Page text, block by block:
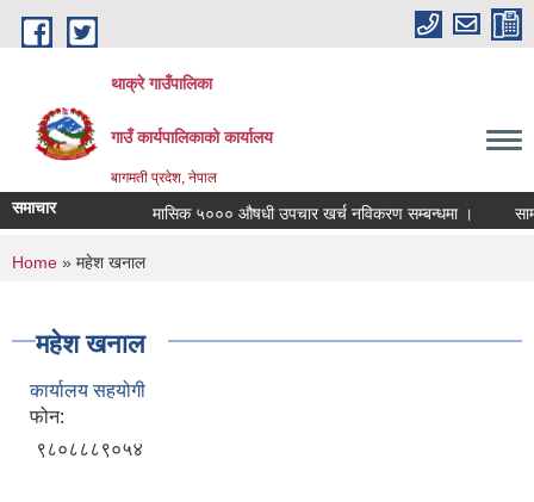
Skip to main content
थाक्रे गाउँपालिका
गाउँ कार्यपालिकाको कार्यालय
बागमती प्रदेश, नेपाल
समाचार मासिक ५००० औषधी उपचार खर्च नविकरण सम्बन्धमा ।
You are here
Home » महेश खनाल
महेश खनाल
कार्यालय सहयोगी
फोन:
९८०८८८९०५४